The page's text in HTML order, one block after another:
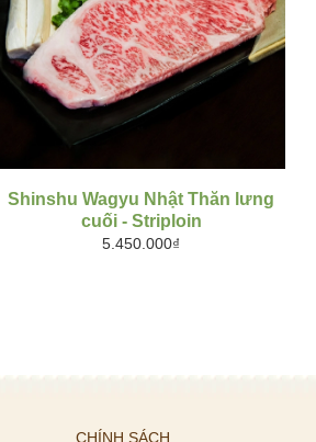
MUA HÀNG
Shinshu Wagyu Nhật Thăn lưng
cuối - Striploin
5.450.000₫
CHÍNH SÁCH